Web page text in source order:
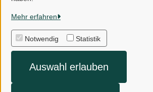
Mehr erfahren
Notwendig Statistik
Auswahl erlauben
Alle Rechte vorbehalten